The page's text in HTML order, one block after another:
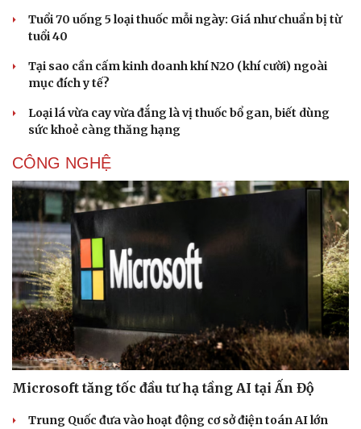
Cải chính
Tuổi 70 uống 5 loại thuốc mỗi ngày: Giá như chuẩn bị từ
tuổi 40
Tại sao cần cấm kinh doanh khí N2O (khí cười) ngoài
mục đích y tế?
Loại lá vừa cay vừa đắng là vị thuốc bổ gan, biết dùng
sức khoẻ càng thăng hạng
CÔNG NGHỆ
Microsoft tăng tốc đầu tư hạ tầng AI tại Ấn Độ
Trung Quốc đưa vào hoạt động cơ sở điện toán AI lớn